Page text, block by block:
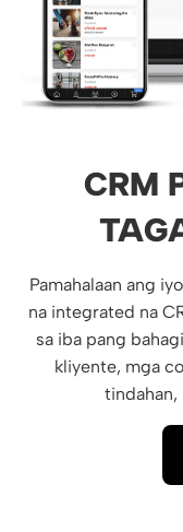
CRM
Pamahalaan ang
na integrated na
sa iba pang
kliyente, mga
tindahan,